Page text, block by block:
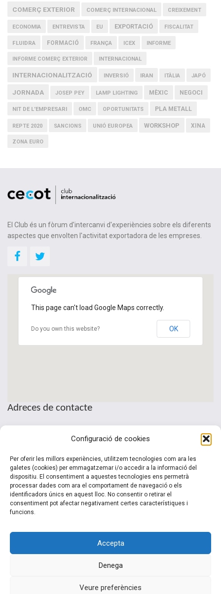
Configuració de cookies
Per oferir les millors experiències, utilitzem tecnologies com ara les
galetes (cookies) per emmagatzemar i/o accedir a la informació del
dispositiu. El consentiment a aquestes tecnologies ens permetrà
processar dades com ara el comportament de navegació o els
identificadors únics en aquest lloc. No consentir o retirar el
consentiment pot afectar negativament certes característiques i
funcions.
Accepta
Denega
Veure preferències
COMERÇ EXTERIOR COMERÇ INTERNACIONAL CREIXEMENT
ECONOMIA ENTREVISTA EU EXPORTACIÓ FISCALITAT
FLUIDRA FORMACIÓ FRANÇA ICEX INFORME
INFORME COMERÇ EXTERIOR INTERNACIONAL
INTERNACIONALITZACIÓ INVERSIÓ IRAN ITÀLIA JAPÓ
JORNADA JOSEP PEY LAMP LIGHTING MÈXIC NEGOCI
NIT DE L'EMPRESARI OMC OPORTUNITATS PLA METALL
REPTE 2020 SANCIONS UNIÓ EUROPEA WORKSHOP XINA
ZONA EURO
El Club és un fòrum d'intercanvi d'experiències sobre els diferents
aspectes que envolten l'activitat exportadora de les empreses.
This page can't load Google Maps correctly.
Do you own this website? OK
Adreces de contacte
Telèfon: (+34) 937 361 100
clubinternacionalitzacio@cecot.org.
© 2015-2022 Club Cecot Internacionalització. Un desarrollo de